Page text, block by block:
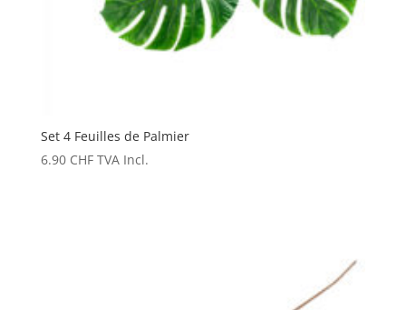
Set 4 Feuilles de Palmier
6.90 CHF TVA Incl.